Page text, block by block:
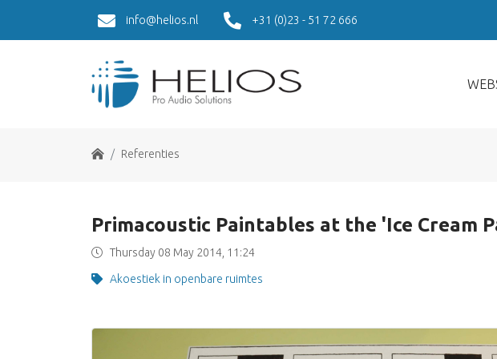
info@helios.nl +31 (0)23 - 51 72 666
Home Referenties
Primacoustic Paintables at the 'Ice Cream
Thursday 08 May 2014, 11:24
Akoestiek in openbare ruimtes